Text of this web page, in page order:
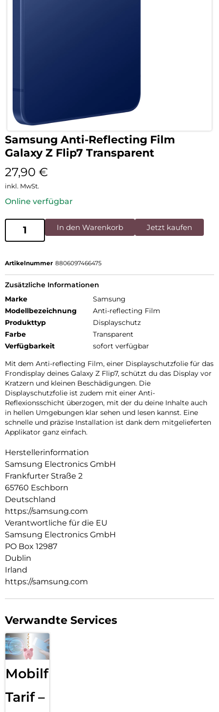
Samsung Anti-Reflecting Film
Galaxy Z Flip7 Transparent
27,90 €
inkl. MwSt.
Online verfügbar
In den Warenkorb Jetzt kaufen
Artikelnummer 8806097466475
Zusätzliche Informationen
Marke
Samsung
Modellbezeichnung
Anti-reflecting Film
Produkttyp
Displayschutz
Farbe
Transparent
Verfügbarkeit
sofort verfügbar
Mit dem Anti-reflecting Film, einer Displayschutzfolie für das
Frondisplay deines Galaxy Z Flip7, schützt du das Display vor
Kratzern und kleinen Beschädigungen. Die
Displayschutzfolie ist zudem mit einer Anti-
Reflexionsschicht überzogen, mit der du deine Inhalte auch
in hellen Umgebungen klar sehen und lesen kannst. Eine
schnelle und präzise Installation ist dank dem mitgelieferten
Applikator ganz einfach.
Herstellerinformation
Samsung Electronics GmbH
Frankfurter Straße 2
65760 Eschborn
Deutschland
https://samsung.com
Verantwortliche für die EU
Samsung Electronics GmbH
PO Box 12987
Dublin
Irland
https://samsung.com
Verwandte Services
Mobilfunk
Tarif –